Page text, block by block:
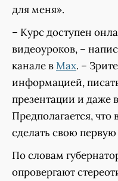
для меня».
– Курс доступен
видеоуроков, –
канале вMax. –
информацией,
презентации и даже
Предполагается,
сделать свою
По словам
опровергают